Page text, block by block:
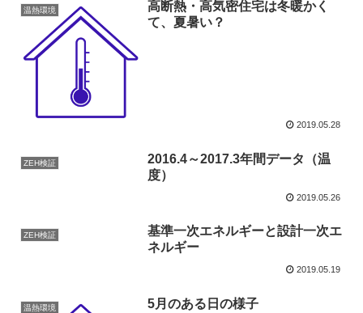
温熱環境
高断熱・高気密住宅は冬暖かく
て、夏暑い？
2019.05.28
ZEH検証
2016.4～2017.3年間データ（温
度）
2019.05.26
ZEH検証
基準一次エネルギーと設計一次エ
ネルギー
2019.05.19
温熱環境 5月のある日の様子